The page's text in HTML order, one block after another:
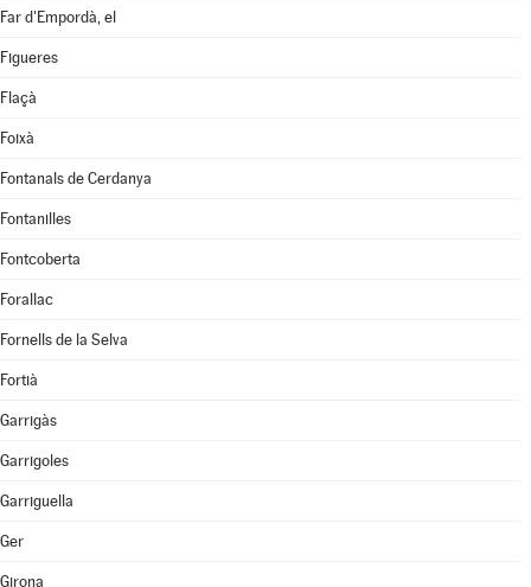
Far d'Empordà, el
Figueres
Flaçà
Foixà
Fontanals de Cerdanya
Fontanilles
Fontcoberta
Forallac
Fornells de la Selva
Fortià
Garrigàs
Garrigoles
Garriguella
Ger
Girona